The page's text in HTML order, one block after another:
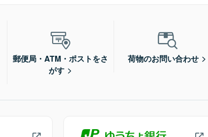
郵便局・ATM・ポストをさ
がす
荷物のお問い合わせ